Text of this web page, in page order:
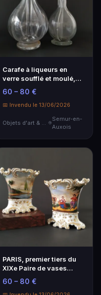
Carafe à liqueurs en
verre soufflé et moulé,
XIXe Composée d…
60 – 80 €
📅 Invendu le 13/06/2026
Objets d'art & Curiosités
Semur-en-
Auxois
PARIS, premier tiers du
XIXe Paire de vases
cornet en porcel…
60 – 80 €